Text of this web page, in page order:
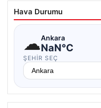
Hava Durumu
☁Ankara
NaN°C
ŞEHIR SEÇ